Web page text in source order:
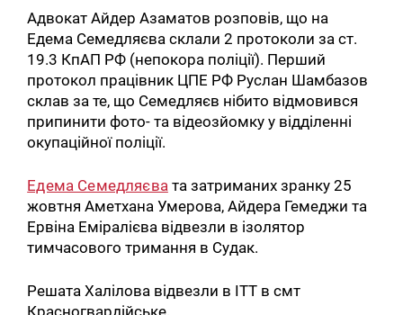
Пошук за запитом:
Адвокат Айдер Азаматов розповів, що на
Едема Семедляєва склали 2 протоколи за ст.
19.3 КпАП РФ (непокора поліції). Перший
протокол працівник ЦПЕ РФ Руслан Шамбазов
склав за те, що Семедляєв нібито відмовився
припинити фото- та відеозйомку у відділенні
окупаційної поліції.
Едема Семедляєвата затриманих зранку 25
жовтня Аметхана Умерова, Айдера Гемеджи та
Ервіна Еміралієва відвезли в ізолятор
тимчасового тримання в Судак.
Решата Халілова відвезли в ІТТ в смт